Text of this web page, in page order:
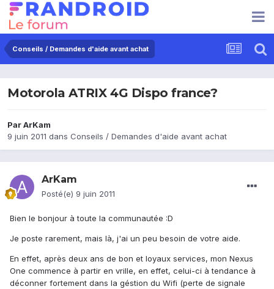
Conseils / Demandes d'aide avant achat
Motorola ATRIX 4G Dispo france?
ParArKam
9 juin 2011 dans Conseils / Demandes d'aide avant achat
ArKam
Posté(e) 9 juin 2011
Bien le bonjour à toute la communautée :D
Je poste rarement, mais là, j'ai un peu besoin de votre aide.
En effet, après deux ans de bon et loyaux services, mon Nexus
One commence à partir en vrille, en effet, celui-ci à tendance à
déconner fortement dans la géstion du Wifi (perte de signale